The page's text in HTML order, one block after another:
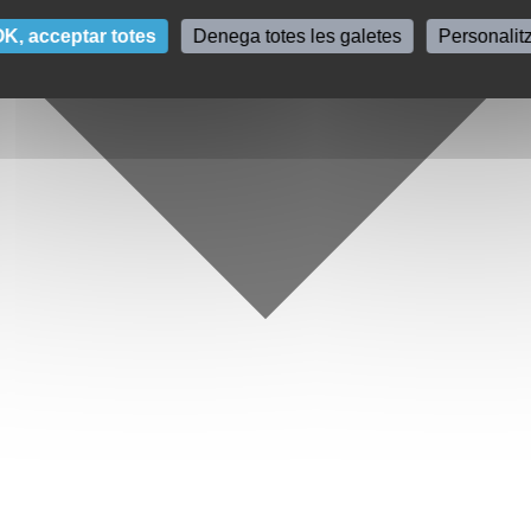
acceptar totes Denega totes les galetes